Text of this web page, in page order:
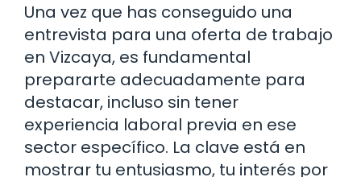
Una vez que has conseguido una
entrevista para una oferta de trabajo
en Vizcaya, es fundamental
prepararte adecuadamente para
destacar, incluso sin tener
experiencia laboral previa en ese
sector específico. La clave está en
mostrar tu entusiasmo, tu interés por